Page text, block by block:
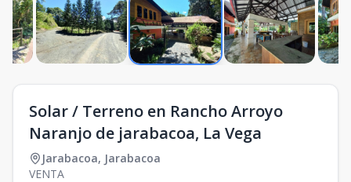
Solar / Terreno en Rancho Arroyo
Naranjo de jarabacoa, La Vega
Jarabacoa, Jarabacoa
VENTA